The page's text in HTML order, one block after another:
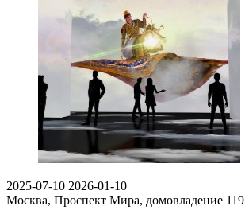
2025-07-10 2026-01-10
Москва, Проспект Мира, домовладение 119